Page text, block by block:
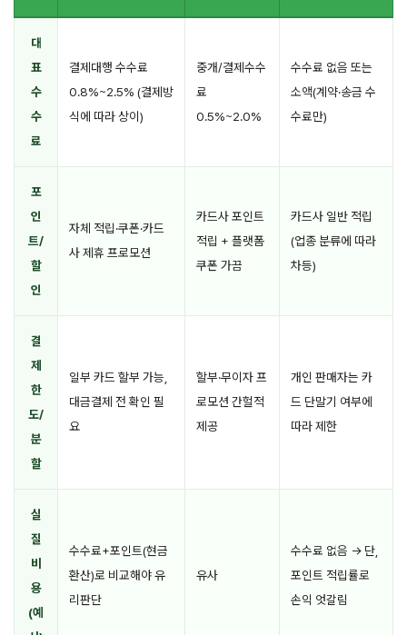
대
표
수
수
료
결제대행 수수료
0.8%~2.5% (결제방
식에 따라 상이)
중개/결제수수
료
0.5%~2.0%
수수료 없음 또는
소액(계약·송금 수
수료만)
포
인
트/
할
인
자체 적립·쿠폰·카드
사 제휴 프로모션
카드사 포인트
적립 + 플랫폼
쿠폰 가끔
카드사 일반 적립
(업종 분류에 따라
차등)
결
제
한
도/
분
할
일부 카드 할부 가능,
대금결제 전 확인 필
요
할부·무이자 프
로모션 간헐적
제공
개인 판매자는 카
드 단말기 여부에
따라 제한
실
질
비
용
(예
수수료+포인트(현금
환산)로 비교해야 유
리판단
유사
수수료 없음 → 단,
포인트 적립률로
손익 엇갈림